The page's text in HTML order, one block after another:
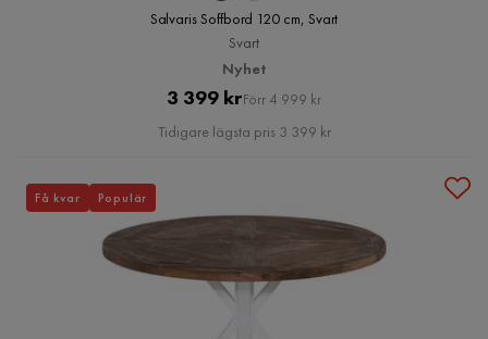
Salvaris Soffbord 120 cm, Svart
Svart
Nyhet
Pris
3 399 krOriginal
Pris
Förr 4 999 kr
Tidigare lägsta pris 3 399 kr
Få kvar Populär